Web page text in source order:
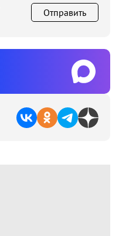
Отправить